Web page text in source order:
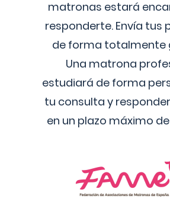
matronas estará
responderte. Envía tus
de forma totalmente
Una matrona
estudiará de forma
tu consulta y
en un plazo máximo